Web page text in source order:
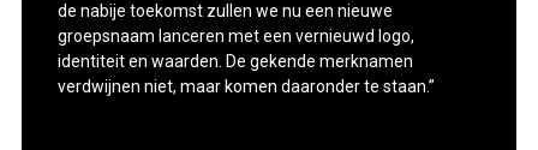
de nabije toekomst zullen we nu een nieuwe
groepsnaam lanceren met een vernieuwd logo,
identiteit en waarden. De gekende merknamen
verdwijnen niet, maar komen daaronder te staan.”